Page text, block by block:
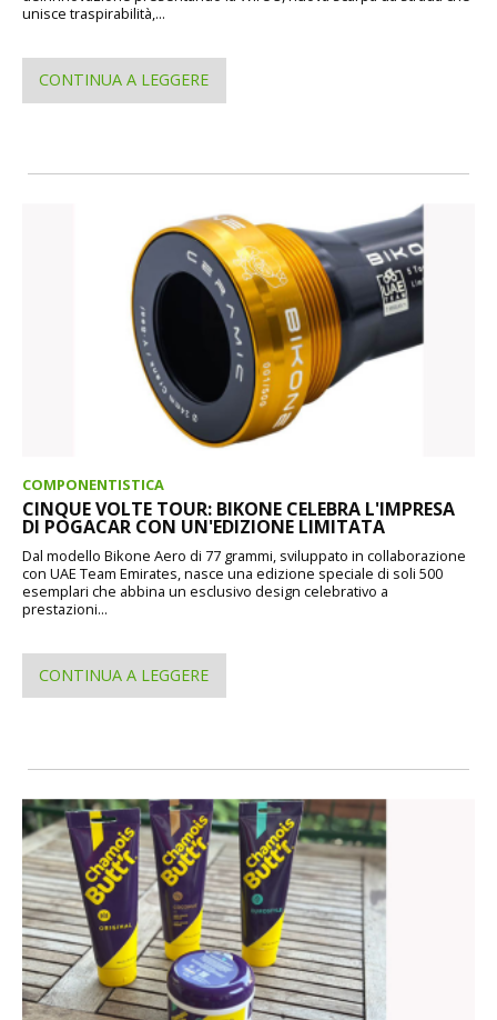
unisce traspirabilità,...
CONTINUA A LEGGERE
COMPONENTISTICA
CINQUE VOLTE TOUR: BIKONE CELEBRA L'IMPRESA
DI POGACAR CON UN'EDIZIONE LIMITATA
Dal modello Bikone Aero di 77 grammi, sviluppato in collaborazione
con UAE Team Emirates, nasce una edizione speciale di soli 500
esemplari che abbina un esclusivo design celebrativo a
prestazioni...
CONTINUA A LEGGERE